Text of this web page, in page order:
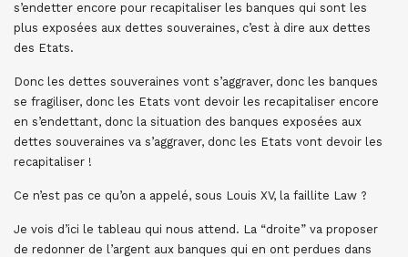
s’endetter encore pour recapitaliser les banques qui sont les
plus exposées aux dettes souveraines, c’est à dire aux dettes
des Etats.
Donc les dettes souveraines vont s’aggraver, donc les banques
se fragiliser, donc les Etats vont devoir les recapitaliser encore
en s’endettant, donc la situation des banques exposées aux
dettes souveraines va s’aggraver, donc les Etats vont devoir les
recapitaliser !
Ce n’est pas ce qu’on a appelé, sous Louis XV, la faillite Law ?
Je vois d’ici le tableau qui nous attend. La “droite” va proposer
de redonner de l’argent aux banques qui en ont perdues dans